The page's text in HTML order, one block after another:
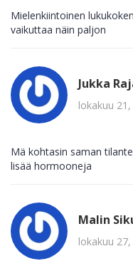
Mielenkiintoinen
vaikuttaa näin paljon
Jukka
lokakuu
Mä kohtasin saman
lisää hormooneja
Malin
lokakuu